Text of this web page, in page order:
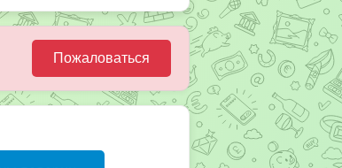
Пожаловаться